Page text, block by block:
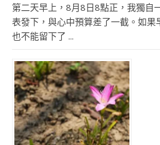
第二天早上，8月8日8點正，我獨自
表發下，與心中預算差了一截。如
也不能留下了 ...